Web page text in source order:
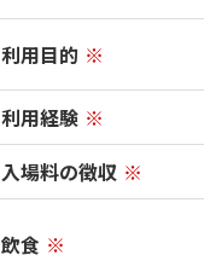
利用目的 ※
利用経験 ※
入場料の徴収 ※
飲食 ※